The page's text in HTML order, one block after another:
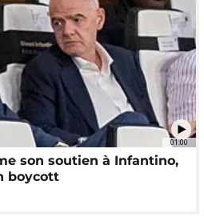
01:00
son soutien à Infantino,
boycott